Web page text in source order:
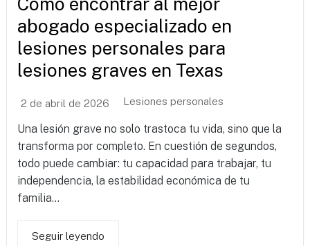
abogado especializado en
lesiones personales para
lesiones graves en Texas
2 de abril de 2026 Lesiones personales
Una lesión grave no solo trastoca tu vida, sino que la
transforma por completo. En cuestión de segundos,
todo puede cambiar: tu capacidad para trabajar, tu
independencia, la estabilidad económica de tu
familia...
Seguir leyendo